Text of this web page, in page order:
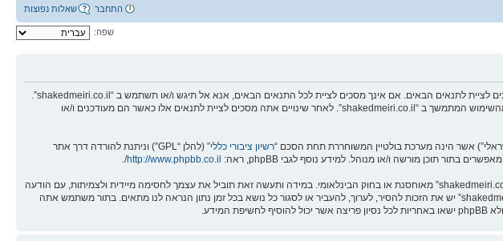
שאלות נפוצות התחבר
שפה:
בעת הגישה אל “shakedmeiri.co.il” (להלן “אנחנו”, “אותנו”, “שלנו”, “shakedmeiri.co.il”, “http://www.shakedmeiri.co.il/forum”), אתה מסכים לציית לתנאים הבאים. אם אינך מסכים לציית לכל התנאים הבאים, אנא אל תיגש ו/או תשתמש ב “shakedmeiri.co.il”.
אנו יכולים לשנות תנאים אלו בכל זמן נתון ונשקיע את מירב מאמצינו כדי לידע אותך, אך יהיה זה נבון מצידך לסקור תנאים אלו בקביעות כחלק מהשימוש המתמשך ב “shakedmeiri.co.il”. לאחר שינויים אתה מסכים לציית לתנאים אלו כאשר הם מעודכנים ו/או
רשיון ציבורי כללי” (להלן “GPL”) וניתנת להורדה דרך אתר
http://www.phpbb.co.il/
אתה מסכים לא לשלוח דברים גסים, גזעניים, אלימים, פוגעים, בלתי חוקיים או כל חומר אחר אשר שנוי במחלוקת במדינה שלך, במדינה בה “shakedmeiri.co.il” מאוחסנת או בחוק הבינלאומי. במידה ותעשה זאת תוביל את עצמך לחסימה מיידית ולצמיתות, עם הודעה
לספק שירות האינטרנט במידה ונראה לנו דרוש. כתובות ה IP של כל ההודעות נשמרות כדי לעזור בכפיית תנאים אלו. אתה מסכים של “shakedmeiri.co.il” יש את הזכות להסיר, לערוך, להעביר או לסגור כל נושא בכל זמן נתון הנראה לנו מתאים. בתור משתמש אתה